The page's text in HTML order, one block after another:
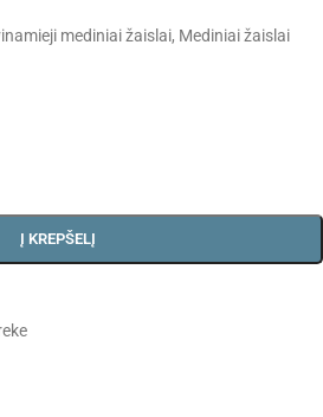
mediniai žaislai, Mediniai žaislai
Į KREPŠELĮ